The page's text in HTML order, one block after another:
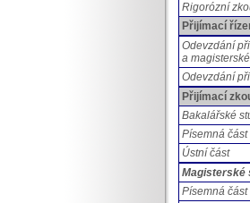
Rigorózní
Přijímací
Odevzdání
a
Odevzdání
Přijímací
Bakalářské
Písemná část
Ústní část
Magisterské
Písemná část